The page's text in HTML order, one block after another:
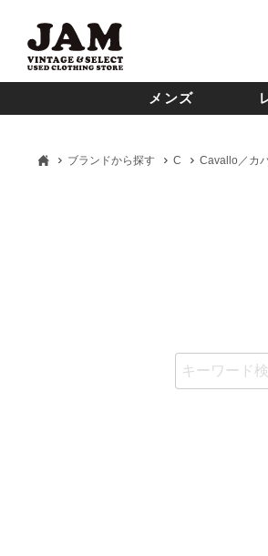
メンズ
ブランドから探す C Cavallo／カ